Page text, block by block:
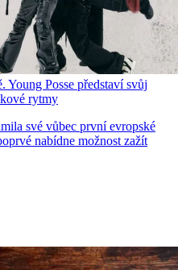
Young Posse představí svůj
rytmy
své vůbec první evropské
nabídne možnost zažít